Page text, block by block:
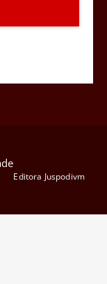
Editora Juspodivm